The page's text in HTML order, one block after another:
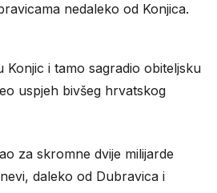
nedaleko od Konjica.
Konjic i tamo sagradio obiteljsku
uspjeh bivšeg hrvatskog
za skromne dvije milijarde
daleko od Dubravica i